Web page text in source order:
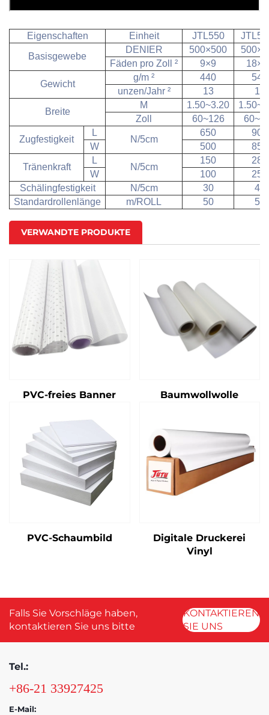
Eigenschaften Einheit JTL550
Basisgewebe
DENIER 500×500
Fäden pro Zoll ² 9×9
Gewicht
g/m ² 440
540
unzen/Jahr ² 13
16
Breite
M 1.50~3.20
Zoll
60~126
Zugfestigkeit
L
N/5cm
650
900
W
500
850
Tränenkraft
L
N/5cm
150
280
W
100
250
Schälingfestigkeit
N/5cm 30
40
Standardrollenlänge
m/ROLL 50 50
VERWANDTE PRODUKTE
PVC-freies Banner Baumwollwolle
PVC-Schaumbild
Digitale Druckerei
Vinyl
Falls Sie Vorschläge haben,
kontaktieren Sie uns bitte
KONTAKTIEREN
SIE UNS
Tel.:
+86-21 33927425
E-Mail: